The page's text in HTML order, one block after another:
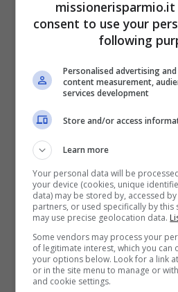
dal 1 gennaio 2022.
tasse non pagare prima
ancora soggette
che avrebbero effettuato
in opera della Legge di
consent to use your
following
Personalised advertising
content measurement,
services development
Store and/or access
Learn more
Your personal data will be
your device (cookies, unique
data) may be stored by, accessed
partners, or used specifically by this
may use precise geolocation data.
Some vendors may process your
of legitimate interest, which you can
your options below. Look for a link
or in the site menu to manage or
and cookie settings.